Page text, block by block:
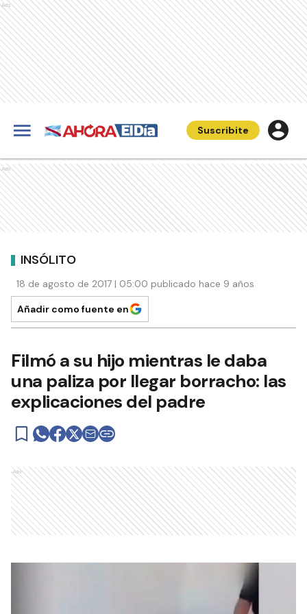
Ads
Suscribite
Ads
INSÓLITO
18 de agosto de 2017 | 05:00 publicado hace 9 años
Añadir como fuente en
Filmó a su hijo mientras le daba
una paliza por llegar borracho: las
explicaciones del padre
Ads